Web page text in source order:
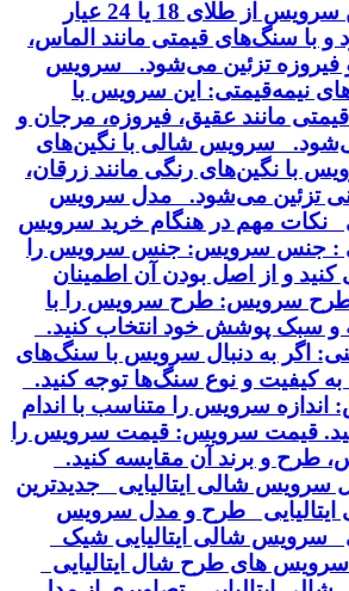
شالی طلا: این سرویس از طلای 18 یا 24 عیار
با سنگ‌های قیمتی مانند الماس،
فیروزه تزئین می‌شود. سرویس
نیمه‌قیمتی: این سرویس با
مانند عقیق، فیروزه، مرجان و
سرویس شالی با نگین‌های
با نگین‌های رنگی مانند زرقان،
تزئین می‌شود. مدل سرویس
نکات مهم در هنگام خرید سرویس
: جنس سرویس: جنس سرویس را
و از اصل بودن آن اطمینان
سرویس: طرح سرویس را با
و سبک پوشش خود انتخاب کنید.
اگر به دنبال سرویس با سنگ‌های
به کیفیت و نوع سنگ‌ها توجه کنید.
اندازه سرویس را متناسب با اندام
قیمت سرویس: قیمت سرویس را
طرح و برند آن مقایسه کنید.
سرویس شالی ایتالیایی جدیدترین
طرح و مدل سرویس
سرویس شالی ایتالیایی شیک
سرویس های طرح شال ایتالیایی